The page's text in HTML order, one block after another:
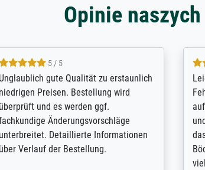
Opinie
5 / 5
Excellent / Highly recommended. The
selection, ordering and payment process
were easy, shipping was efficient and
item itself exceeds expectations. I
am based in the UK and found the site
searching for a specific print - I am very